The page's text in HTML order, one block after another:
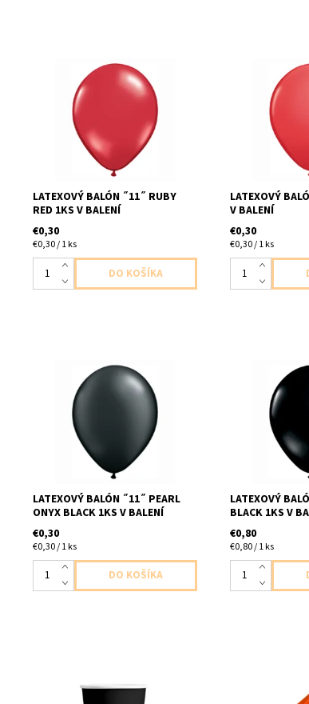
latexovy balon ,,11,, rubinova
cervena 1ks v baleni velkost cca
28cm dodavame nenafukany
LATEXOVÝ BALÓN ˝11˝ RUBY
RED 1KS V BALENÍ
€0,30
€0,30 / 1 ks
latexovy balon
v baleni
nenafukany
LATEXOVÝ
V BALENÍ
€0,30
€0,30 / 1 ks
latexovy balon ,,11,, perletova
cierna 1ks v balení velkost 28cm
dodavame nenafukany
LATEXOVÝ BALÓN ˝11˝ PEARL
ONYX BLACK 1KS V BALENÍ
€0,30
€0,30 / 1 ks
Latexový balón
baleni velkosť
nenafukany
LATEXOVÝ
BLACK 1KS V
€0,80
€0,80 / 1 ks
papierovy pohar cierny 6ks v
papierove